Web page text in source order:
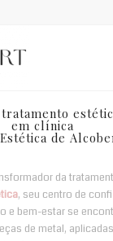
em clínica
de
da
, seu centro de
e bem-estar se
de metal,